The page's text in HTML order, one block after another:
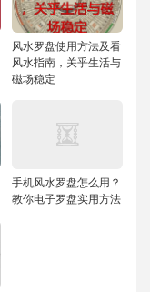
风水罗盘使用方法及看
风水指南，关乎生活与
磁场稳定
手机风水罗盘怎么用？
教你电子罗盘实用方法